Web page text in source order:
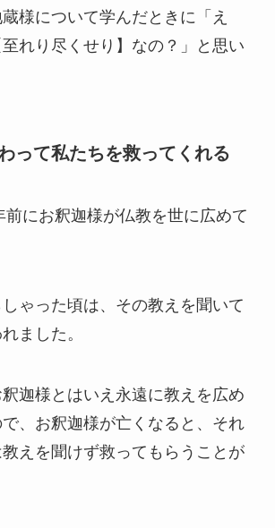
様について学んだときに「え
れり尽くせり】なの？」と思い
って私たちを救ってくれる
前にお釈迦様が仏教を世に広めて
ゃった頃は、その教えを聞いて
ました。
迦様とはいえ永遠に教えを広め
、お釈迦様が亡くなると、それ
えを聞けず救ってもらうことが